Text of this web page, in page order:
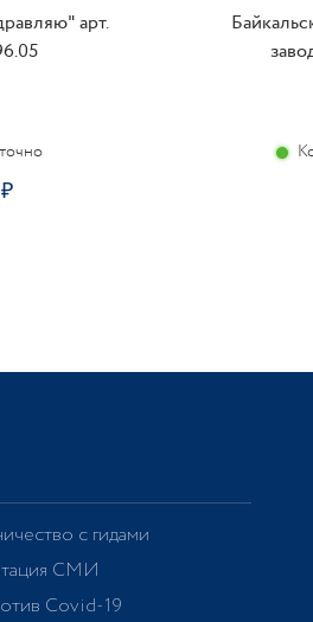
арт.
с гидами
СМИ
Covid-19